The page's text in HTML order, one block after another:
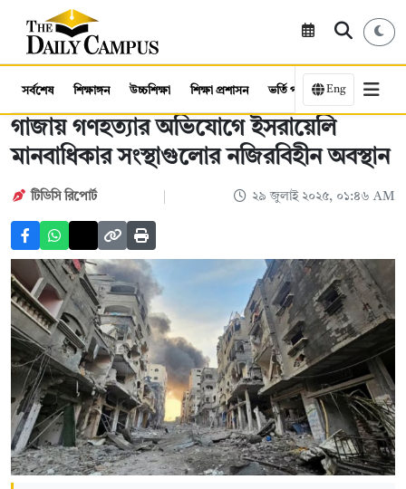
সর্বশেষ শিক্ষাঙ্গন উচ্চশিক্ষা শিক্ষা প্রশাসন ভর্তি পরীক্ষা কর্মসংস্থান
Eng
গাজায় গণহত্যার অভিযোগে ইসরায়েলি
মানবাধিকার সংস্থাগুলোর নজিরবিহীন অবস্থান
টিডিসি রিপোর্ট ২৯ জুলাই ২০২৫, ০১:৪৬ AM